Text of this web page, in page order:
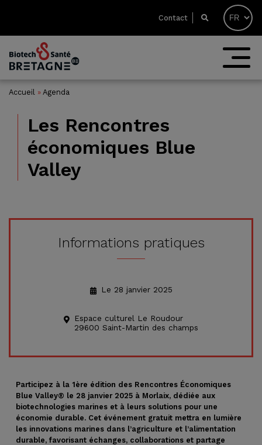
Contact
Accueil » Agenda
Les Rencontres
économiques Blue
Valley
Participez à la 1ère édition des Rencontres Économiques
Blue Valley® le 28 janvier 2025 à Morlaix, dédiée aux
biotechnologies marines et à leurs solutions pour une
économie durable. Cet événement gratuit mettra en lumière
les innovations marines dans l’agriculture et l’alimentation
durable, favorisant échanges, collaborations et partage
Informations pratiques
Le 28 janvier 2025
Espace culturel Le Roudour
29600 Saint-Martin des champs